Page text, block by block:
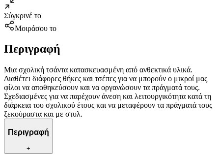
Σύγκρινέ το
Μοιράσου το
Περιγραφή
Μια σχολική τσάντα κατασκευασμένη από ανθεκτικά υλικά.
Διαθέτει διάφορες θήκες και τσέπες για να μπορούν ο μικροί μας
φίλοι να αποθηκεύσουν και να οργανώσουν τα πράγματά τους.
Σχεδιασμένες για να παρέχουν άνεση και λειτουργικότητα κατά τη
διάρκεια του σχολικού έτους και να μεταφέρουν τα πράγματά τους
ξεκούραστα και με στυλ.
Περιγραφή
+